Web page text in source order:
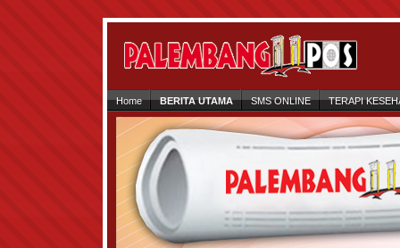
Home BERITA UTAMA SMS ONLINE TERAPI